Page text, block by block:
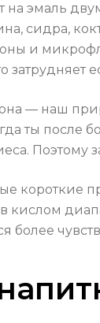
на эмаль
сидра,
и
затрудняет
— наш
ты после
Поэтому
короткие
кислом
более